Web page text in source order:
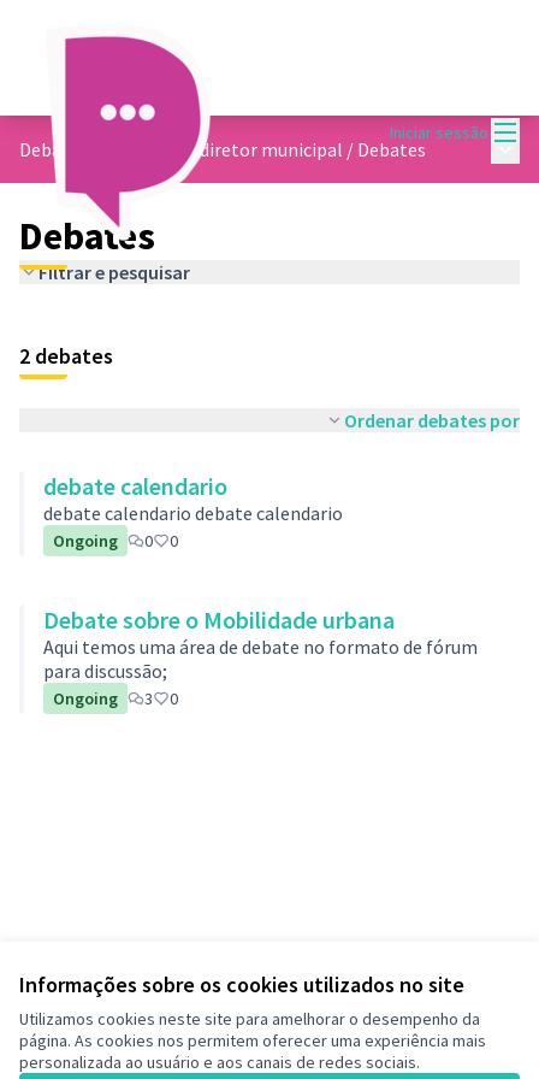
Informações sobre os cookies utilizados no site
Utilizamos cookies neste site para amelhorar o desempenho da
página. As cookies nos permitem oferecer uma experiência mais
personalizada ao usuário e aos canais de redes sociais.
Iniciar sessão
Debate sobre o plano diretor municipal / Debates
Debates
Filtrar e pesquisar
2 debates
Ordenar debates por
debate calendario
debate calendario debate calendario
Ongoing 0 0
Debate sobre o Mobilidade urbana
Aqui temos uma área de debate no formato de fórum
para discussão;
Ongoing 3 0